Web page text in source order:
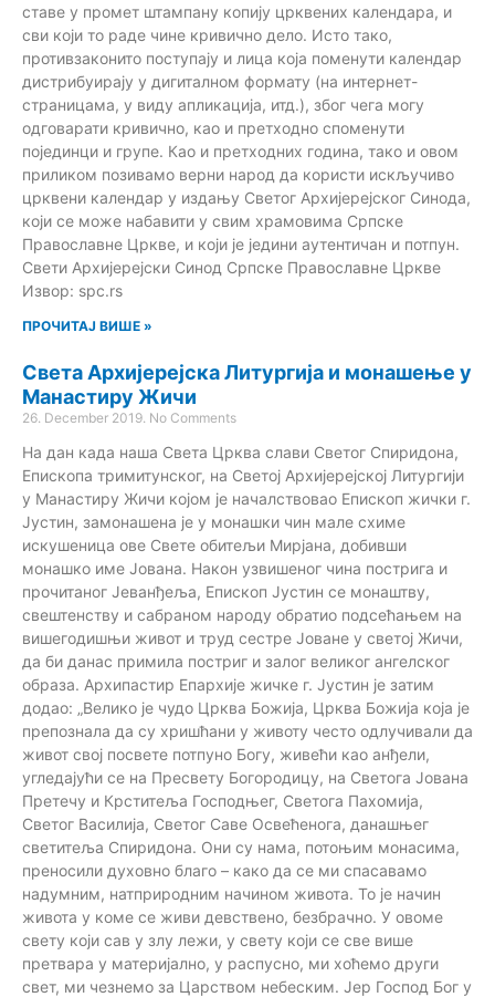
ставе у промет штампану копију црквених календара, и
сви који то раде чине кривично дело. Исто тако,
противзаконито поступају и лица која поменути календар
дистрибуирају у дигиталном формату (на интернет-
страницама, у виду апликација, итд.), због чега могу
одговарати кривично, као и претходно споменути
појединци и групе. Као и претходних година, тако и овом
приликом позивамо верни народ да користи искључиво
црквени календар у издању Светог Архијерејског Синода,
који се може набавити у свим храмовима Српске
Православне Цркве, и који је једини аутентичан и потпун.
Свети Архијерејски Синод Српске Православне Цркве
Извор: spc.rs
ПРОЧИТАЈ ВИШЕ »
Света Архијерејска Литургија и монашење у
Манастиру Жичи
26. December 2019. No Comments
На дан када наша Света Црква слави Светог Спиридона,
Епископа тримитунског, на Светој Архијерејској Литургији
у Манастиру Жичи којом је началствовао Епископ жички г.
Јустин, замонашена је у монашки чин мале схиме
искушеница ове Свете обитељи Мирјана, добивши
монашко име Јована. Након узвишеног чина пострига и
прочитаног Јеванђеља, Eпископ Јустин се монаштву,
свештенству и сабраном народу обратио подсећањем на
вишегодишњи живот и труд сестре Јоване у светој Жичи,
да би данас примила постриг и залог великог ангелског
образа. Архипастир Епархије жичке г. Јустин је затим
додао: „Велико је чудо Црква Божија, Црква Божија која је
препознала да су хришћани у животу често одлучивали да
живот свој посвете потпуно Богу, живећи као анђели,
угледајући се на Пресвету Богородицу, на Светога Јована
Претечу и Крститеља Господњег, Светога Пахомија,
Светог Василија, Светог Саве Освећенога, данашњег
светитеља Спиридона. Они су нама, потоњим монасима,
преносили духовно благо – како да се ми спасавамо
надумним, натприродним начином живота. То је начин
живота у коме се живи девствено, безбрачно. У овоме
свету који сав у злу лежи, у свету који се све више
претвара у материјално, у распусно, ми хоћемо други
свет, ми чезнемо за Царством небеским. Јер Господ Бог у